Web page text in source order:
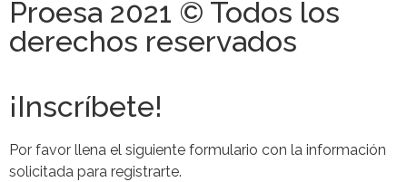
Proesa 2021 © Todos los
derechos reservados
¡Inscríbete!
Por favor llena el siguiente formulario con la información
solicitada para registrarte.